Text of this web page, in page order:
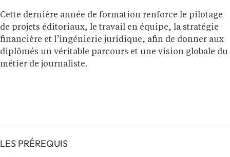
Cette dernière année de formation renforce le pilotage
de projets éditoriaux, le travail en équipe, la stratégie
financière et l’ingénierie juridique, afin de donner aux
diplômés un véritable parcours et une vision globale du
métier de journaliste.
LES PRÉREQUIS